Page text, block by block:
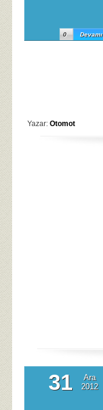
Devamı
0
Yazar: Otomot
31
Ara
2012